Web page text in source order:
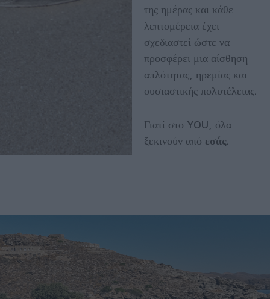
της ημέρας και κάθε
λεπτομέρεια έχει
σχεδιαστεί ώστε να
προσφέρει μια αίσθηση
απλότητας, ηρεμίας και
ουσιαστικής πολυτέλειας.
Γιατί στο YOU, όλα
ξεκινούν από εσάς